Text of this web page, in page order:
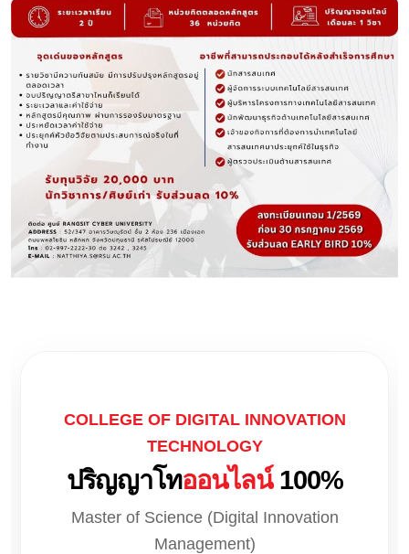
COLLEGE OF DIGITAL INNOVATION
TECHNOLOGY
ปริญญาโทออนไลน์100%
Master of Science (Digital Innovation
Management)